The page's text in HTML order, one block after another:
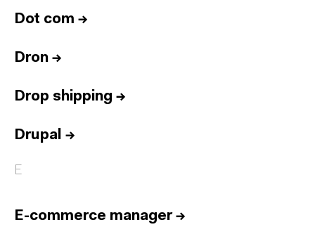
Dot com →
Dron →
Drop shipping →
Drupal →
E
E-commerce manager→